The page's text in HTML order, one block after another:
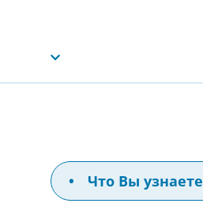
• Что Вы узнаете